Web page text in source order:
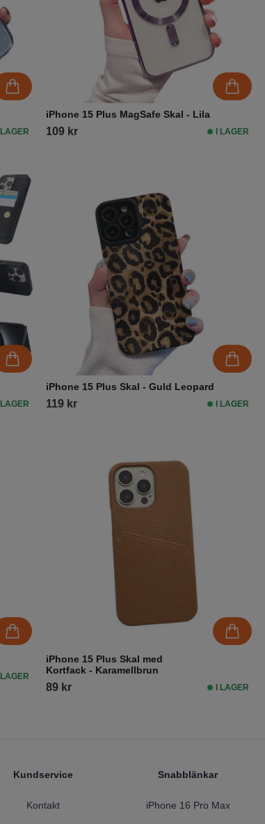
I LAGER
iPhone 15 Plus MagSafe Skal - Lila
109 kr I LAGER
I LAGER
iPhone 15 Plus Skal - Guld Leopard
119 kr I LAGER
I LAGER
iPhone 15 Plus Skal med
Kortfack - Karamellbrun
89 kr I LAGER
Kundservice
Kontakt
Snabblänkar
iPhone 16 Pro Max